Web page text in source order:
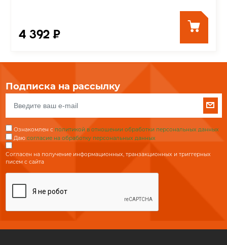
4 392 ₽
Подписка на рассылку
Ознакомлен с политикой в отношении обработки персональных данных
Даю согласие на обработку персональных данных
Согласен на получение информационных, транзакционных и триггерных
писем с сайта